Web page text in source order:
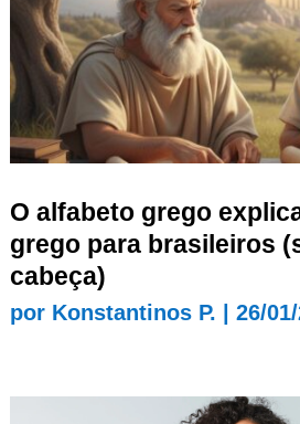
O alfabeto grego
grego para brasileiros
cabeça)
por Konstantinos P. 26/